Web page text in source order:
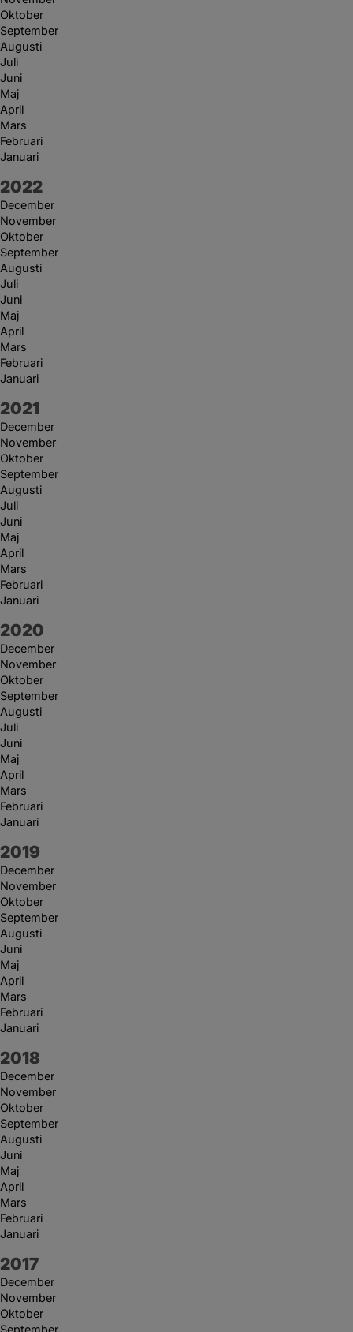
Oktober
September
Augusti
Juli
Juni
Maj
April
Mars
Februari
Januari
År:
2022
December
November
Oktober
September
Augusti
Juli
Juni
Maj
April
Mars
Februari
Januari
År:
2021
December
November
Oktober
September
Augusti
Juli
Juni
Maj
April
Mars
Februari
Januari
År:
2020
December
November
Oktober
September
Augusti
Juli
Juni
Maj
April
Mars
Februari
Januari
År:
2019
December
November
Oktober
September
Augusti
Juni
Maj
April
Mars
Februari
Januari
År:
2018
December
November
Oktober
September
Augusti
Juni
Maj
April
Mars
Februari
Januari
År:
2017
December
November
Oktober
September